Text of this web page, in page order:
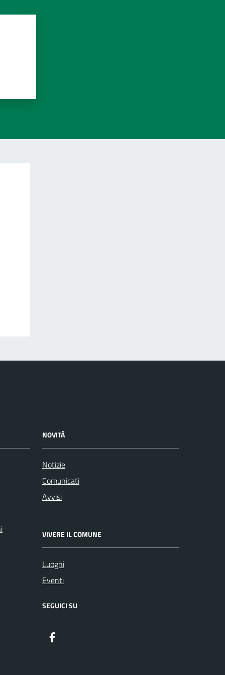
NOVITÀ
Notizie
Comunicati
Avvisi
VIVERE IL COMUNE
Luoghi
Eventi
SEGUICI SU